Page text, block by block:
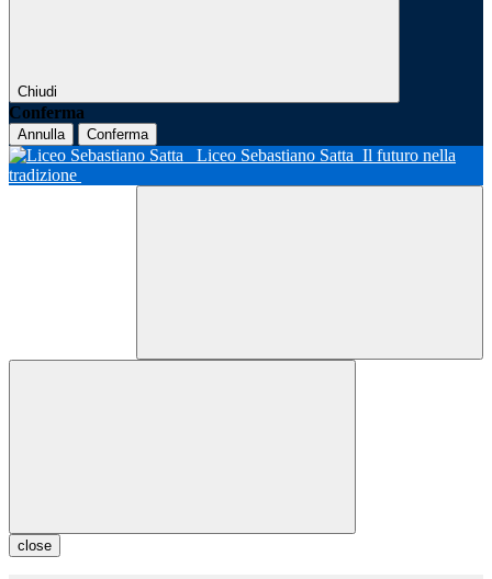
Chiudi
Conferma
Annulla Conferma
Liceo Sebastiano Satta Il futuro nella
tradizione
close